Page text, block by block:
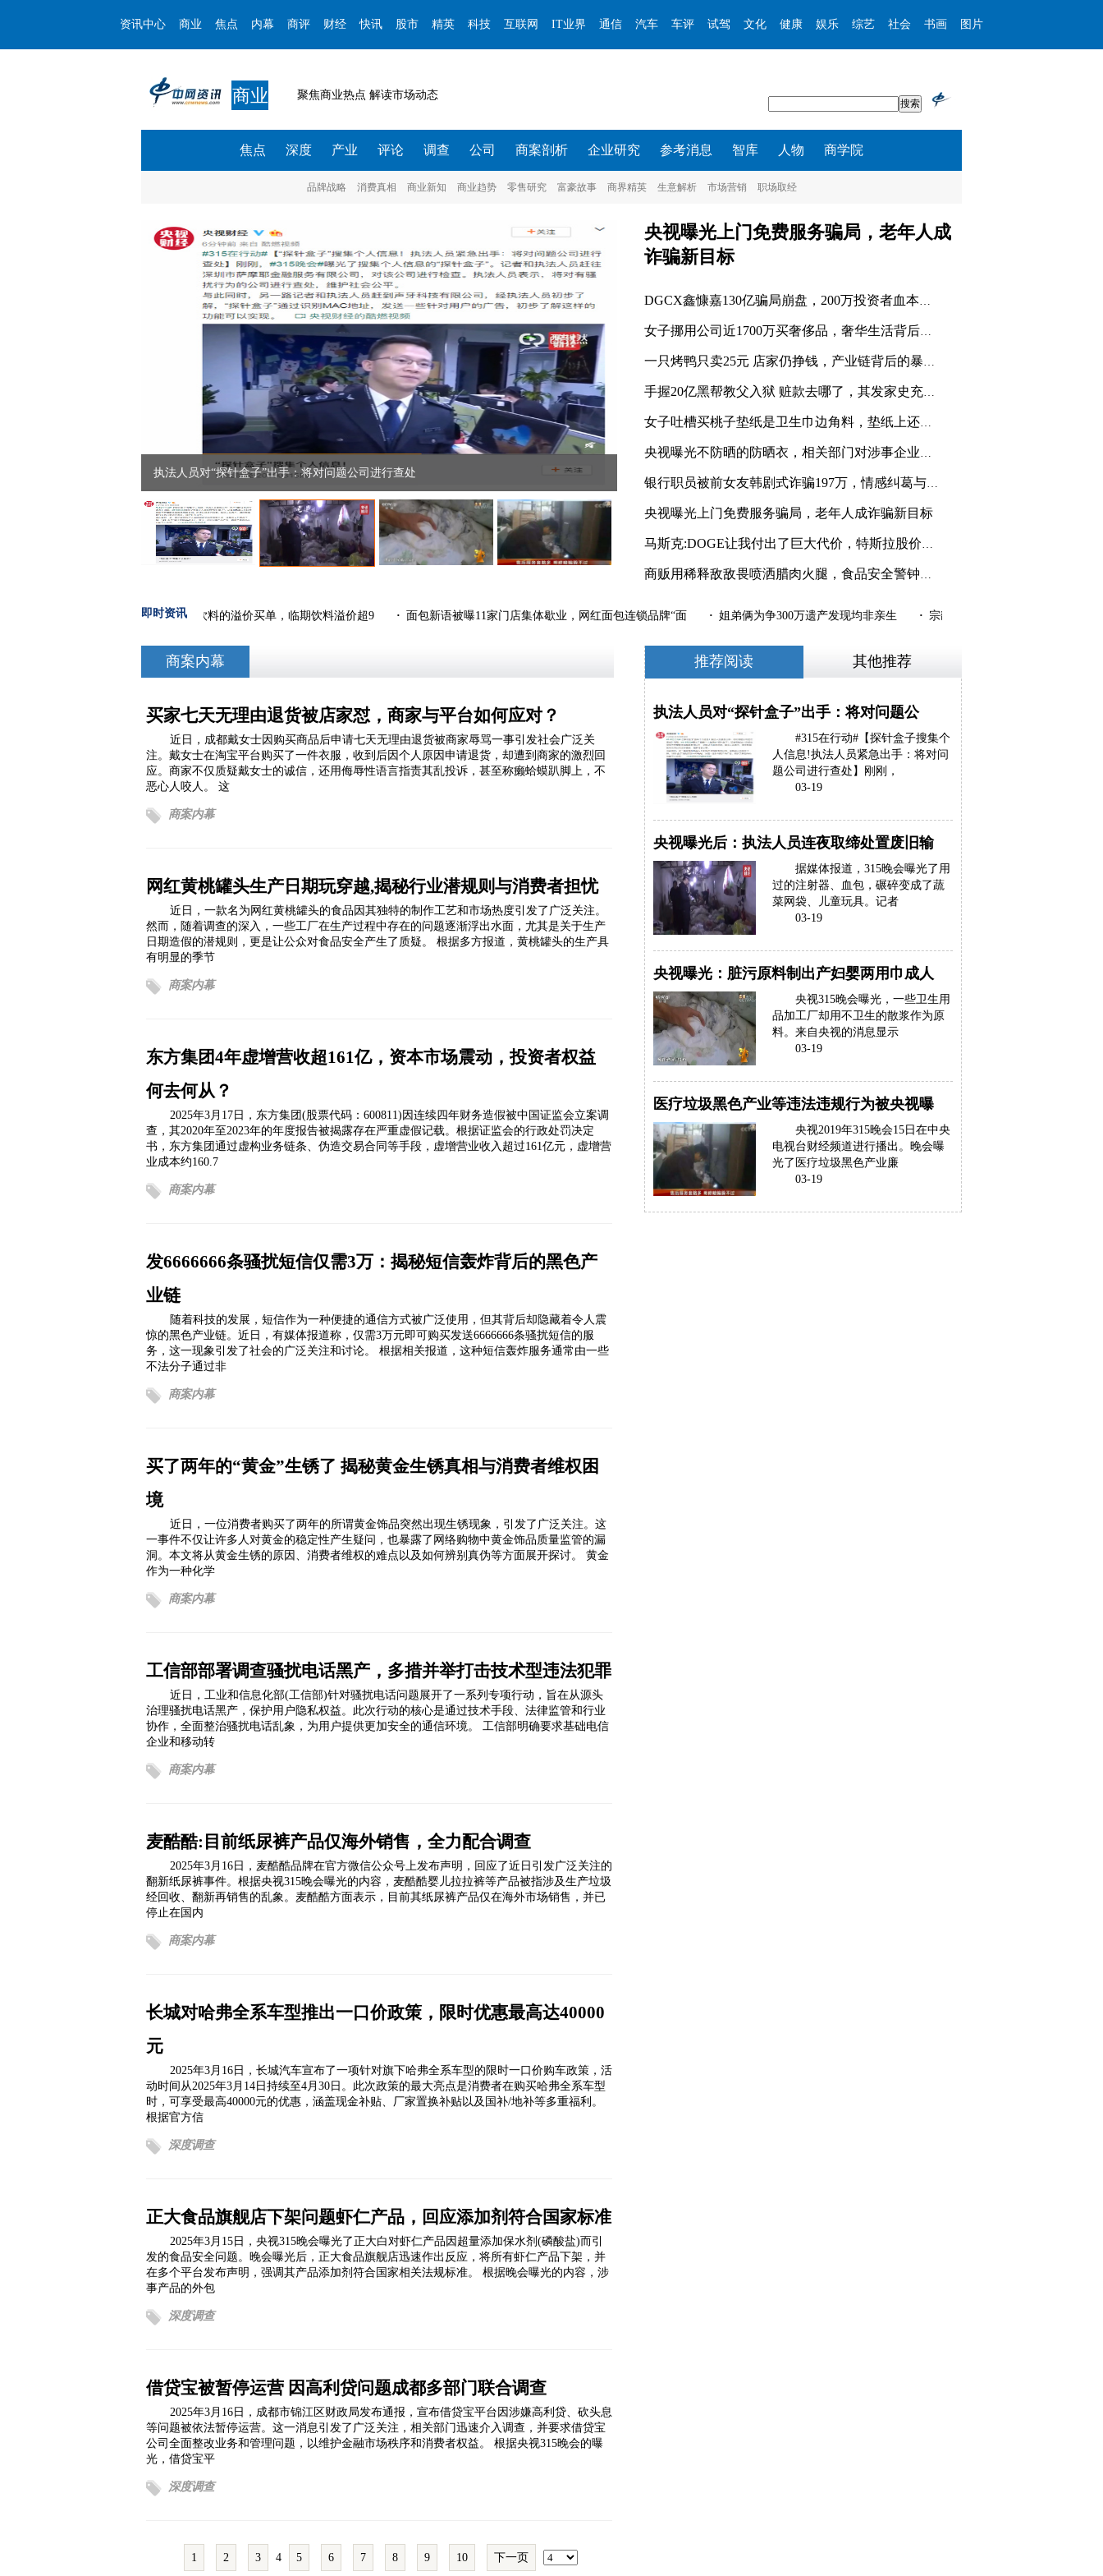
资讯中心 商业 焦点 内幕 商评 财经 快讯 股市 精英 科技 互联网 IT业界 通信 汽车 车评 试驾 文化 健康 娱乐 综艺 社会 书画 图片
商业 聚焦商业热点 解读市场动态
焦点 深度 产业 评论 调查 公司 商案剖析 企业研究 参考消息 智库 人物 商学院
品牌战略 消费真相 商业新知 商业趋势 零售研究 富豪故事 商界精英 生意解析 市场营销 职场取经
央视曝光后：执法人员连夜取缔处置废旧输液管 央视曝光：脏污原料制出产妇婴两用巾成人纸尿裤
央视曝光上门免费服务骗局，老年人成
诈骗新目标
DGCX鑫慷嘉130亿骗局崩盘，200万投资者血本无归，操盘
女子挪用公司近1700万买奢侈品，奢华生活背后竟是职务
一只烤鸭只卖25元 店家仍挣钱，产业链背后的暴利秘密
手握20亿黑帮教父入狱 赃款去哪了，其发家史充满暴力
女子吐槽买桃子垫纸是卫生巾边角料，垫纸上还印有“奈
央视曝光不防晒的防晒衣，相关部门对涉事企业进行现场
银行职员被前女友韩剧式诈骗197万，情感纠葛与金钱陷
央视曝光上门免费服务骗局，老年人成诈骗新目标
马斯克:DOGE让我付出了巨大代价，特斯拉股价暴跌或成
商贩用稀释敌敌畏喷洒腊肉火腿，食品安全警钟再次敲响
即时资讯
谁在为红色“尖叫”饮料的溢价买单，临期饮料溢价超9 面包新语被曝11家门店集体歇业，网红面包连锁品牌“面 姐弟俩为争300万遗产发现均非亲生 宗馥莉亲叔叔宗泽后的商业版图，
商案内幕
买家七天无理由退货被店家怼，商家与平台如何应对？
近日，成都戴女士因购买商品后申请七天无理由退货被商家辱骂一事引发社会广泛关
注。戴女士在淘宝平台购买了一件衣服，收到后因个人原因申请退货，却遭到商家的激烈回
应。商家不仅质疑戴女士的诚信，还用侮辱性语言指责其乱投诉，甚至称癞蛤蟆趴脚上，不
恶心人咬人。 这
商案内幕
网红黄桃罐头生产日期玩穿越,揭秘行业潜规则与消费者担忧
近日，一款名为网红黄桃罐头的食品因其独特的制作工艺和市场热度引发了广泛关注。
然而，随着调查的深入，一些工厂在生产过程中存在的问题逐渐浮出水面，尤其是关于生产
日期造假的潜规则，更是让公众对食品安全产生了质疑。 根据多方报道，黄桃罐头的生产具
有明显的季节
商案内幕
东方集团4年虚增营收超161亿，资本市场震动，投资者权益
何去何从？
2025年3月17日，东方集团(股票代码：600811)因连续四年财务造假被中国证监会立案调
查，其2020年至2023年的年度报告被揭露存在严重虚假记载。根据证监会的行政处罚决定
书，东方集团通过虚构业务链条、伪造交易合同等手段，虚增营业收入超过161亿元，虚增营
业成本约160.7
商案内幕
发6666666条骚扰短信仅需3万：揭秘短信轰炸背后的黑色产
业链
随着科技的发展，短信作为一种便捷的通信方式被广泛使用，但其背后却隐藏着令人震
惊的黑色产业链。近日，有媒体报道称，仅需3万元即可购买发送6666666条骚扰短信的服
务，这一现象引发了社会的广泛关注和讨论。 根据相关报道，这种短信轰炸服务通常由一些
不法分子通过非
商案内幕
买了两年的“黄金”生锈了 揭秘黄金生锈真相与消费者维权困
境
近日，一位消费者购买了两年的所谓黄金饰品突然出现生锈现象，引发了广泛关注。这
一事件不仅让许多人对黄金的稳定性产生疑问，也暴露了网络购物中黄金饰品质量监管的漏
洞。本文将从黄金生锈的原因、消费者维权的难点以及如何辨别真伪等方面展开探讨。 黄金
作为一种化学
商案内幕
工信部部署调查骚扰电话黑产，多措并举打击技术型违法犯罪
近日，工业和信息化部(工信部)针对骚扰电话问题展开了一系列专项行动，旨在从源头
治理骚扰电话黑产，保护用户隐私权益。此次行动的核心是通过技术手段、法律监管和行业
协作，全面整治骚扰电话乱象，为用户提供更加安全的通信环境。 工信部明确要求基础电信
企业和移动转
商案内幕
麦酷酷:目前纸尿裤产品仅海外销售，全力配合调查
2025年3月16日，麦酷酷品牌在官方微信公众号上发布声明，回应了近日引发广泛关注的
翻新纸尿裤事件。根据央视315晚会曝光的内容，麦酷酷婴儿拉拉裤等产品被指涉及生产垃圾
经回收、翻新再销售的乱象。麦酷酷方面表示，目前其纸尿裤产品仅在海外市场销售，并已
停止在国内
商案内幕
长城对哈弗全系车型推出一口价政策，限时优惠最高达40000
元
2025年3月16日，长城汽车宣布了一项针对旗下哈弗全系车型的限时一口价购车政策，活
动时间从2025年3月14日持续至4月30日。此次政策的最大亮点是消费者在购买哈弗全系车型
时，可享受最高40000元的优惠，涵盖现金补贴、厂家置换补贴以及国补/地补等多重福利。
根据官方信
深度调查
正大食品旗舰店下架问题虾仁产品，回应添加剂符合国家标准
2025年3月15日，央视315晚会曝光了正大白对虾仁产品因超量添加保水剂(磷酸盐)而引
发的食品安全问题。晚会曝光后，正大食品旗舰店迅速作出反应，将所有虾仁产品下架，并
在多个平台发布声明，强调其产品添加剂符合国家相关法规标准。 根据晚会曝光的内容，涉
事产品的外包
深度调查
借贷宝被暂停运营 因高利贷问题成都多部门联合调查
2025年3月16日，成都市锦江区财政局发布通报，宣布借贷宝平台因涉嫌高利贷、砍头息
等问题被依法暂停运营。这一消息引发了广泛关注，相关部门迅速介入调查，并要求借贷宝
公司全面整改业务和管理问题，以维护金融市场秩序和消费者权益。 根据央视315晚会的曝
光，借贷宝平
深度调查
1 2 3 4 5 6 7 8 9 10 下一页
推荐阅读 其他推荐
执法人员对“探针盒子”出手：将对问题公
#315在行动#【探针盒子搜集个
人信息!执法人员紧急出手：将对问
题公司进行查处】刚刚，
03-19
央视曝光后：执法人员连夜取缔处置废旧输
据媒体报道，315晚会曝光了用
过的注射器、血包，碾碎变成了蔬
菜网袋、儿童玩具。记者
03-19
央视曝光：脏污原料制出产妇婴两用巾成人
央视315晚会曝光，一些卫生用
品加工厂却用不卫生的散浆作为原
料。来自央视的消息显示
03-19
医疗垃圾黑色产业等违法违规行为被央视曝
央视2019年315晚会15日在中央
电视台财经频道进行播出。晚会曝
光了医疗垃圾黑色产业廉
03-19